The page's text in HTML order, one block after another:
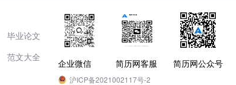
毕业论文
范文大全
企业微信 简历网客服 简历网公众号
沪ICP备2021002117号-2